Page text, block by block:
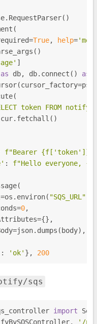
True, help=
]
as db, db.connect() as
token FROM notify"
f"Bearer {f[ 'token' ]}
: f"Hello everyone,
"SQS_URL"
0,
: 'ok' }, 200
sqs
import
'/